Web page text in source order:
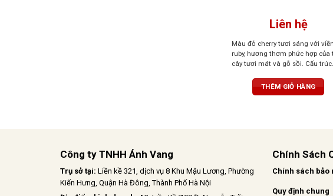
Liên hệ
Màu đỏ cherry tươi sáng với viền
ruby, hương thơm phức hợp của
cây tươi mát và gỗ sồi. Cấu trúc
ngọt ngàoTHÊM GIỎ HÀNG
Công ty TNHH Ánh Vang
Trụ sở tại: Liền kề 321, dịch vụ 8 Khu Mậu Lương, Phường
Kiến Hưng, Quận Hà Đông, Thành Phố Hà Nội
Chính Sách
Chính sách bảo
Quy định chung